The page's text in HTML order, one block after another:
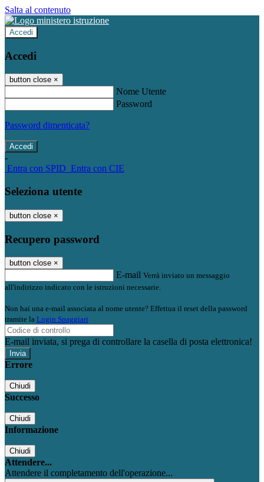
Salta al contenuto
Accedi
Accedi
button close ×
Nome Utente
Password
Password dimenticata?
-
Entra con SPID Entra con CIE
Seleziona utente
button close ×
Recupero password
button close ×
E-mail Verrà inviato un messaggio
all'indirizzo indicato con le istruzioni necessarie.
Non hai una e-mail associata al nome utente? Effettua il reset della password
tramite la Login Spaggiari
E-mail inviata, si prega di controllare la casella di posta elettronica!
Errore
Chiudi
Successo
Chiudi
Informazione
Chiudi
Attendere...
Attendere il completamento dell'operazione...